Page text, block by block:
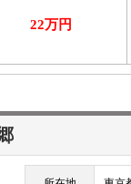
22万円